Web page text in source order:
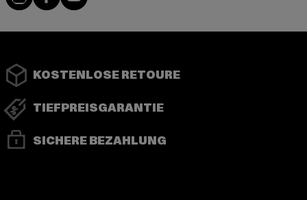
KOSTENLOSE RETOURE
TIEFPREISGARANTIE
SICHERE BEZAHLUNG